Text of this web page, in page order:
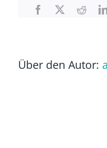
Facebook
X
Über den Autor: